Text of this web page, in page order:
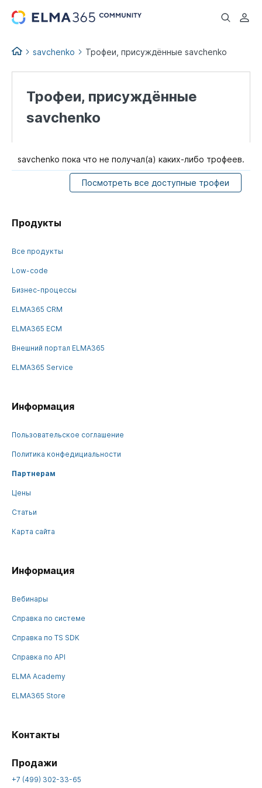
...
savchenko Трофеи, присуждённые savchenko
Трофеи, присуждённые
savchenko
savchenko пока что не получал(а) каких-либо трофеев.
Посмотреть все доступные трофеи
Продукты
Все продукты
Low-code
Бизнес-процессы
ELMA365 CRM
ELMA365 ECM
Внешний портал ELMA365
ELMA365 Service
Информация
Пользовательское соглашение
Политика конфедициальности
Партнерам
Цены
Статьи
Карта сайта
Информация
Вебинары
Справка по системе
Справка по TS SDK
Справка по API
ELMA Academy
ELMA365 Store
Контакты
Продажи
+7 (499) 302-33-65